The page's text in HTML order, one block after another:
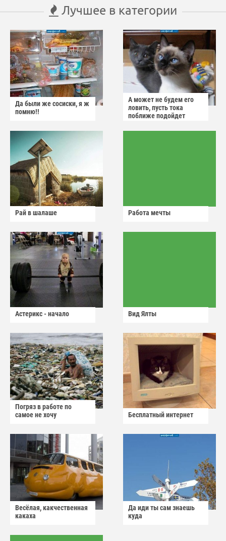
Лучшее в категории
Да были же сосиски, я ж
помню!!
А может не будем его
ловить, пусть тока
поближе подойдет
Рай в шалаше Работа мечты
Астерикс - начало Вид Ялты
Погряз в работе по
самое не хочу
Бесплатный интернет
Весёлая, какчественная
какаха
Да иди ты сам знаешь
куда